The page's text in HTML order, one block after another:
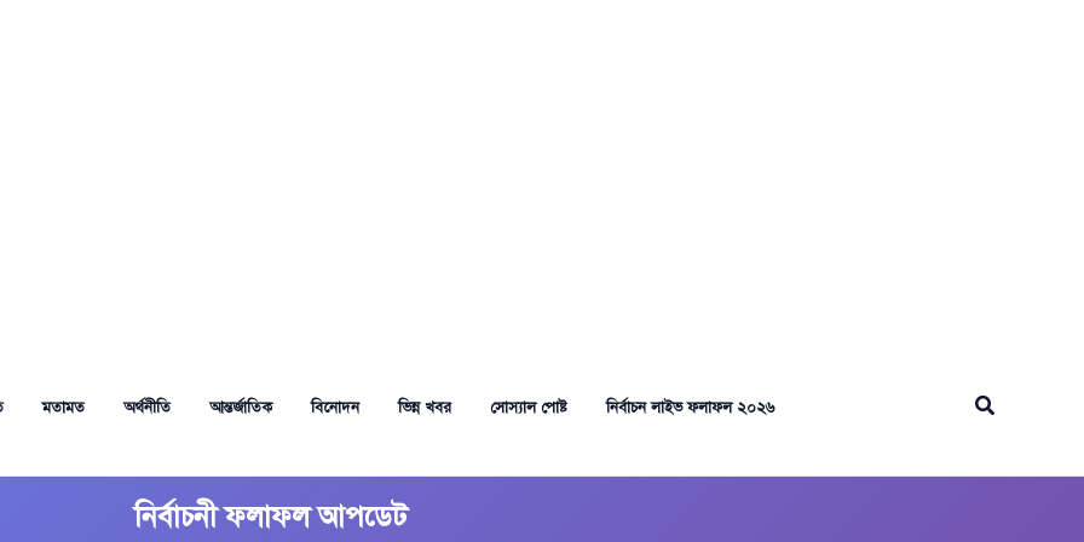
মতামত অর্থনীতি আন্তর্জাতিক বিনোদন ভিন্ন খবর সোস্যাল পোষ্ট নির্বাচন লাইভ ফলাফল ২০২৬ Search
নির্বাচনী ফলাফল আপডেট